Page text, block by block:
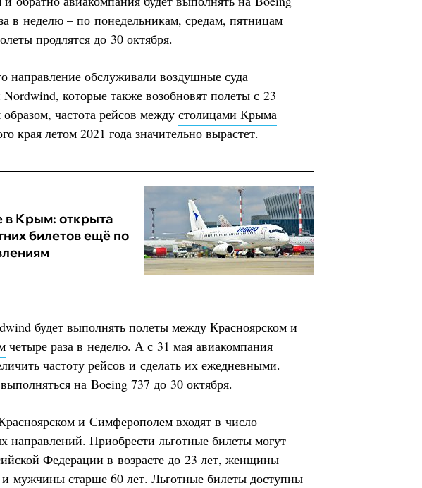
в неделю – по понедельникам, средам, пятницам
продлятся до 30 октября.
направление обслуживали воздушные суда
которые также возобновят полеты с 23
частота рейсов между столицами Крыма
края летом 2021 года значительно вырастет.
в Крым: открыта
билетов ещё по
будет выполнять полеты между Красноярском и
четыре раза в неделю. А с 31 мая авиакомпания
частоту рейсов и сделать их ежедневными.
на Boeing 737 до 30 октября.
и Симферополем входят в число
направлений. Приобрести льготные билеты могут
Федерации в возрасте до 23 лет, женщины
и мужчины старше 60 лет. Льготные билеты доступны